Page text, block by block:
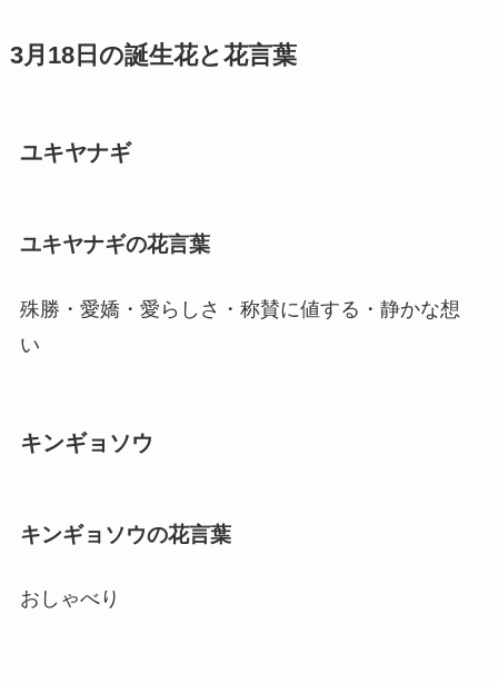
3月18日の誕生花と花言葉
ユキヤナギ
ユキヤナギの花言葉
殊勝・愛嬌・愛らしさ・称賛に値する・静かな想
い
キンギョソウ
キンギョソウの花言葉
おしゃべり